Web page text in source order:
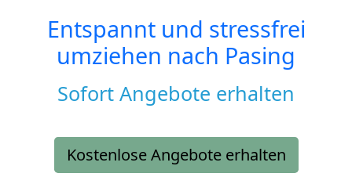
Entspannt und stressfrei
umziehen nach Pasing
Sofort Angebote erhalten
Kostenlose Angebote erhalten